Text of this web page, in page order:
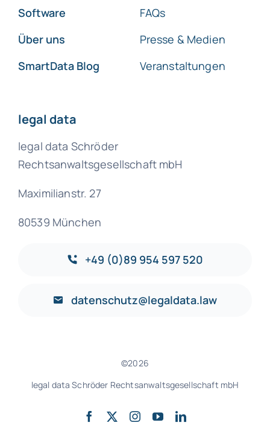
Software
Über uns
SmartData Blog
FAQs
Presse & Medien
Veranstaltungen
legal data
legal data Schröder
Rechtsanwaltsgesellschaft mbH
Maximilianstr. 27
80539 München
+49 (0)89 954 597 520
datenschutz@legaldata.law
©2026
legal data Schröder Rechtsanwaltsgesellschaft mbH